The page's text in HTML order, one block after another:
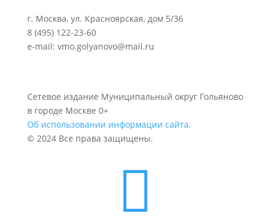
г. Москва, ул. Красноярская, дом 5/36
8 (495) 122-23-60
e-mail: vmo.golyanovo@mail.ru
Сетевое издание Муниципальный округ Гольяново
в городе Москве 0+
Об использовании информации сайта.
© 2024 Все права защищены.
